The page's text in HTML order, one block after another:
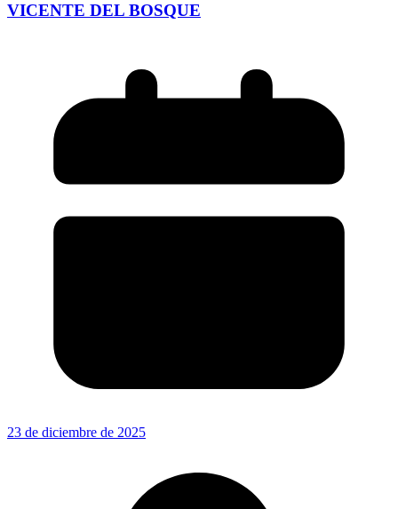
VICENTE DEL BOSQUE
23 de diciembre de 2025